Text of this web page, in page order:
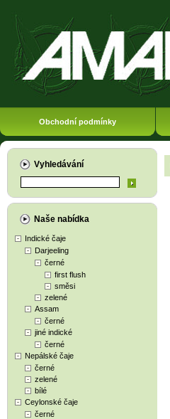
Obchodní podmínky
Vyhledávání
Naše nabídka
Indické čaje
Darjeeling
černé
first flush
směsi
zelené
Assam
černé
jiné indické
černé
Nepálské čaje
černé
zelené
bílé
Ceylonské čaje
černé